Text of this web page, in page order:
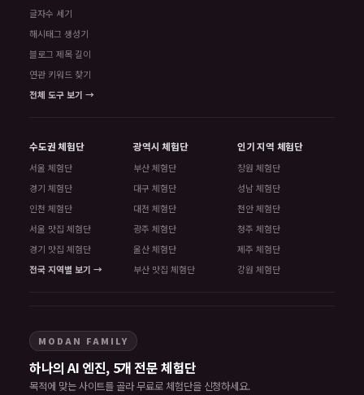
글자수 세기
해시태그 생성기
블로그 제목 길이
연관 키워드 찾기
전체 도구 보기 →
수도권 체험단
서울 체험단
경기 체험단
인천 체험단
서울 맛집 체험단
경기 맛집 체험단
전국 지역별 보기 →
광역시 체험단
부산 체험단
대구 체험단
대전 체험단
광주 체험단
울산 체험단
부산 맛집 체험단
인기 지역 체험단
창원 체험단
성남 체험단
천안 체험단
청주 체험단
제주 체험단
강원 체험단
MODAN FAMILY
하나의 AI 엔진, 5개 전문 체험단
목적에 맞는 사이트를 골라 무료로 체험단을 신청하세요.